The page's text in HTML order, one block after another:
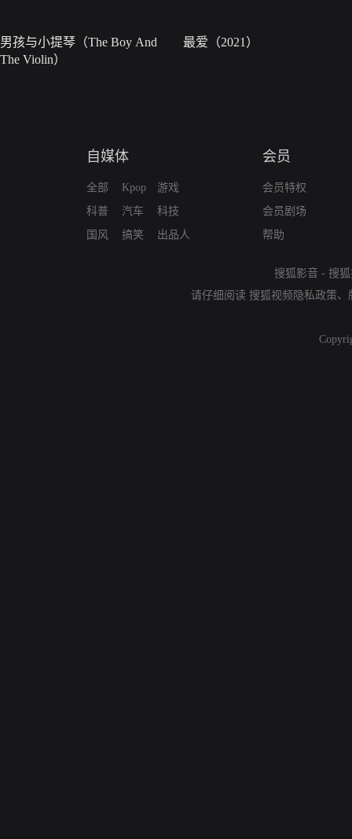
男孩与小提琴（The Boy And
The Violin）
最爱（2021）
自媒体
全部
科普
国风
Kpop
汽车
搞笑
游戏
科技
出品人
会员
会员特权
会员剧场
帮助
搜狐影音 - 搜
请仔细阅读 搜狐视频隐私政策、